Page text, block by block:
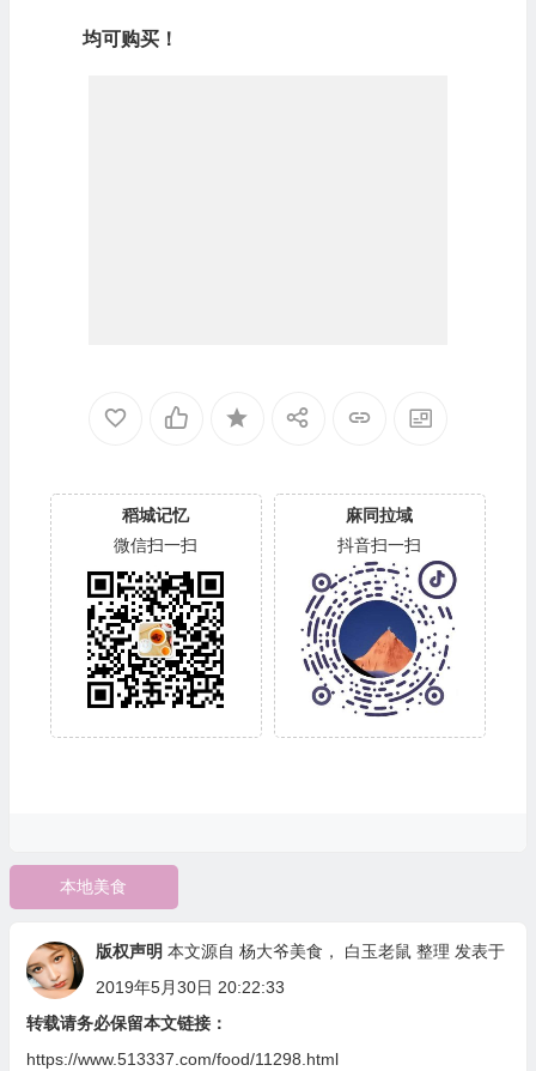
均可购买！
稻城记忆
微信扫一扫
麻同拉域
抖音扫一扫
本地美食
版权声明 本文源自 杨大爷美食 ， 白玉老鼠 整理 发表于
2019年5月30日 20:22:33
转载请务必保留本文链接：
https://www.513337.com/food/11298.html